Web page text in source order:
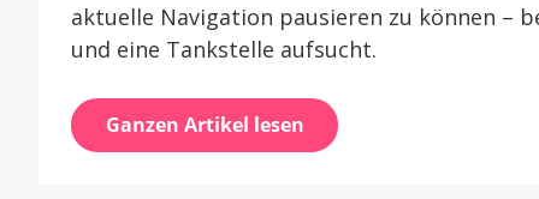
aktuelle Navigation pausieren zu können –
und eine Tankstelle aufsucht.
Ganzen Artikel lesen